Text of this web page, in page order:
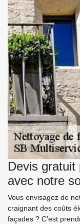
Devis
avec notre
Vous envisagez de
craignant des coûts
façades ? C’est